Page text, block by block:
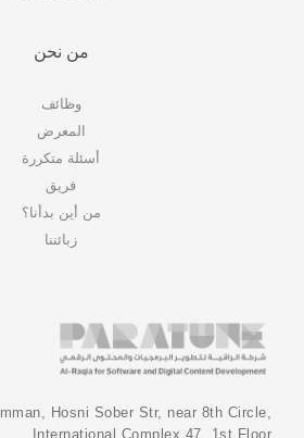
من نحن
وظائف
المعرض
أسئلة متكررة
فريق
من أين بدأنا؟
زبائننا
Hosni Sober Str, near 8th Circle,
International Complex 47, 1st Floor